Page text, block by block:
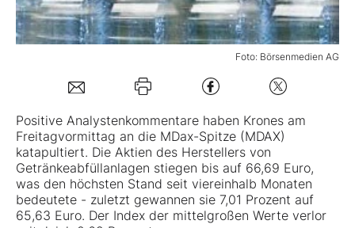
Mein Konto
Kontakt
Foto: Börsenmedien AG
Positive Analystenkommentare haben Krones am
Freitagvormittag an die MDax-Spitze (MDAX)
katapultiert. Die Aktien des Herstellers von
Getränkeabfüllanlagen stiegen bis auf 66,69 Euro,
was den höchsten Stand seit viereinhalb Monaten
bedeutete - zuletzt gewannen sie 7,01 Prozent auf
65,63 Euro. Der Index der mittelgroßen Werte verlor